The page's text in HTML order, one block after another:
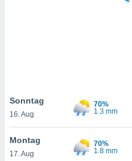
nicht
von
und
Sonntag
16. Aug
70%
1.3 mm
Montag
17. Aug
70%
1.8 mm